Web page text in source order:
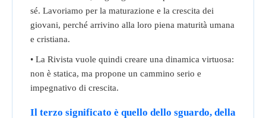
sé. Lavoriamo per la maturazione e la crescita dei
giovani, perché arrivino alla loro piena maturità umana
e cristiana.
• La Rivista vuole quindi creare una dinamica virtuosa:
non è statica, ma propone un cammino serio e
impegnativo di crescita.
Il terzo significato è quello dello sguardo, della